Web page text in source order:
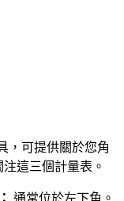
，可提供關於您角
這三個計量表。
通常位於左下角。